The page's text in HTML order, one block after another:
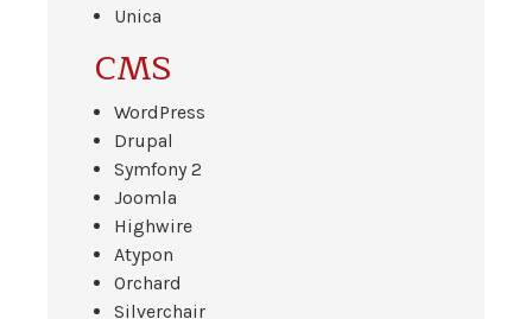
Unica
CMS
WordPress
Drupal
Symfony 2
Joomla
Highwire
Atypon
Orchard
Silverchair